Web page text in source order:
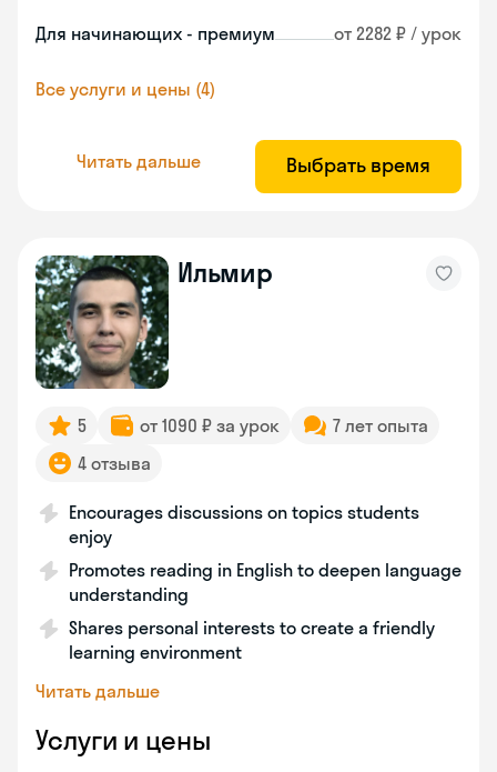
Для начинающих - премиум от 2282 ₽ / урок
Все услуги и цены (4)
Читать дальше Выбрать время
Ильмир
5 от 1090 ₽ за урок
7 лет опыта
4 отзыва
Encourages discussions on topics students
enjoy
Promotes reading in English to deepen language
understanding
Shares personal interests to create a friendly
learning environment
Читать дальше
Услуги и цены